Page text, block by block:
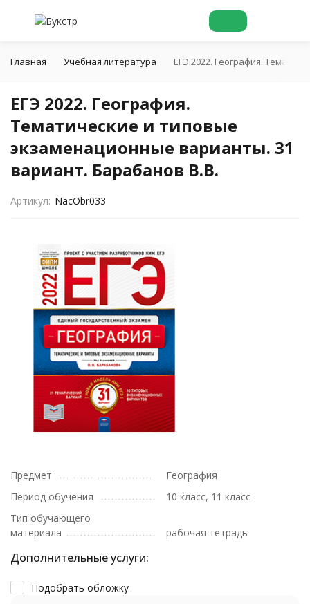
Главная Учебная литература ЕГЭ 2022. География.
ЕГЭ 2022. География.
Тематические и типовые
экзаменационные варианты. 31
вариант. Барабанов В.В.
Артикул: NacObr033
Предмет
География
Период обучения
10 класс, 11 класс
Тип обучающего
материала
рабочая тетрадь
Дополнительные услуги:
Подобрать обложку